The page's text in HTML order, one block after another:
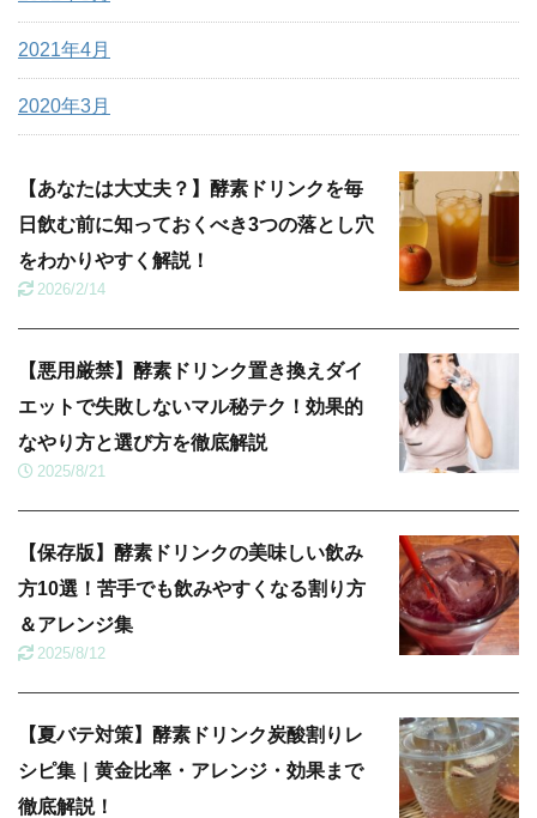
2021年4月
2020年3月
【あなたは大丈夫？】酵素ドリンクを毎
日飲む前に知っておくべき3つの落とし穴
をわかりやすく解説！
2026/2/14
【悪用厳禁】酵素ドリンク置き換えダイ
エットで失敗しないマル秘テク！効果的
なやり方と選び方を徹底解説
2025/8/21
【保存版】酵素ドリンクの美味しい飲み
方10選！苦手でも飲みやすくなる割り方
＆アレンジ集
2025/8/12
【夏バテ対策】酵素ドリンク炭酸割りレ
シピ集｜黄金比率・アレンジ・効果まで
徹底解説！